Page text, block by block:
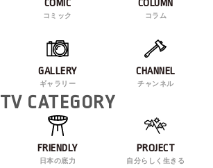
COMIC
コミック
COLUMN
コラム
GALLERY
ギャラリー
CHANNEL
チャンネル
TV CATEGORY
FRIENDLY
日本の底力
PROJECT
自分らしく生きる